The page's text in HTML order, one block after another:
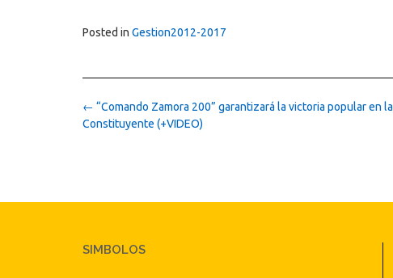
Posted in Gestion2012-2017
Post
navigation
← “Comando Zamora 200” garantizará la victoria popular en la
Constituyente (+VIDEO)
SIMBOLOS